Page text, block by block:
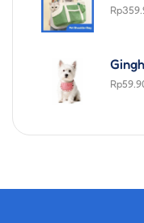
Rp
Rp